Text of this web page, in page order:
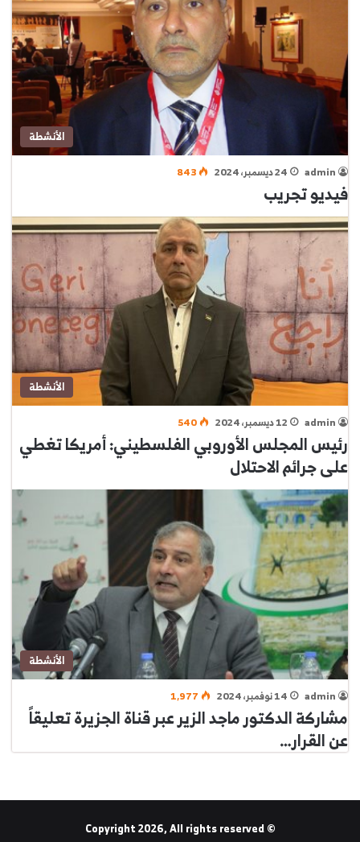
الأنشطة
admin 24 ديسمبر، 2024 843
فيديو تجريب
الأنشطة
admin 12 ديسمبر، 2024 540
رئيس المجلس الأوروبي الفلسطيني: أمريكا تغطي
على جرائم الاحتلال
الأنشطة
admin 14 نوفمبر، 2024 1٬977
مشاركة الدكتور ماجد الزير عبر قناة الجزيرة تعليقاً
عن القرار…
© Copyright 2026, All rights reserved